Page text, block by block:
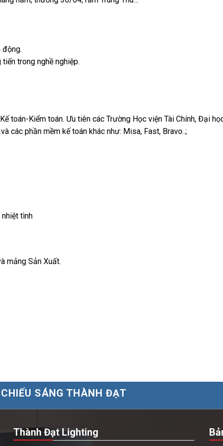
động.
trong nghề nghiệp.
toán-Kiểm toán. Ưu tiên các Trường Học viện Tài Chính, Đại
các phần mềm kế toán khác như: Misa, Fast, Bravo..;
nhiệt tình
mảng Sản Xuất.
SÁNG THÀNH ĐẠT
Thành Đạt Lighting